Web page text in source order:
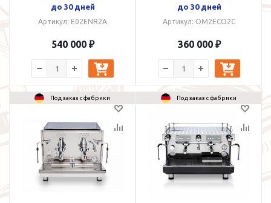
до 30 дней
Артикул: E02ENR2A
540 000 ₽
до 30 дней
Артикул: OM2ECO2C
360 000 ₽
Под заказ с фабрики Под заказ с фабрики